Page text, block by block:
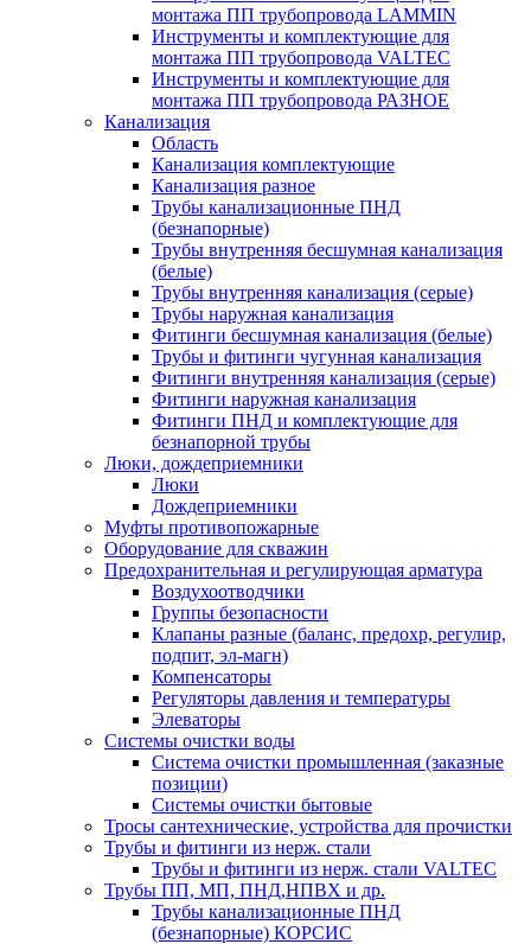
монтажа ПП трубопровода LAMMIN
Инструменты и комплектующие для
монтажа ПП трубопровода VALTEC
Инструменты и комплектующие для
монтажа ПП трубопровода РАЗНОЕ
Канализация
Область
Канализация комплектующие
Канализация разное
Трубы канализационные ПНД
(безнапорные)
Трубы внутренняя бесшумная канализация
(белые)
Трубы внутренняя канализация (серые)
Трубы наружная канализация
Фитинги бесшумная канализация (белые)
Трубы и фитинги чугунная канализация
Фитинги внутренняя канализация (серые)
Фитинги наружная канализация
Фитинги ПНД и комплектующие для
безнапорной трубы
Люки, дождеприемники
Люки
Дождеприемники
Муфты противопожарные
Оборудование для скважин
Предохранительная и регулирующая арматура
Воздухоотводчики
Группы безопасности
Клапаны разные (баланс, предохр, регулир,
подпит, эл-магн)
Компенсаторы
Регуляторы давления и температуры
Элеваторы
Системы очистки воды
Система очистки промышленная (заказные
позиции)
Системы очистки бытовые
Тросы сантехнические, устройства для прочистки
Трубы и фитинги из нерж. стали
Трубы и фитинги из нерж. стали VALTEC
Трубы ПП, МП, ПНД,НПВХ и др.
Трубы канализационные ПНД
(безнапорные) КОРСИС